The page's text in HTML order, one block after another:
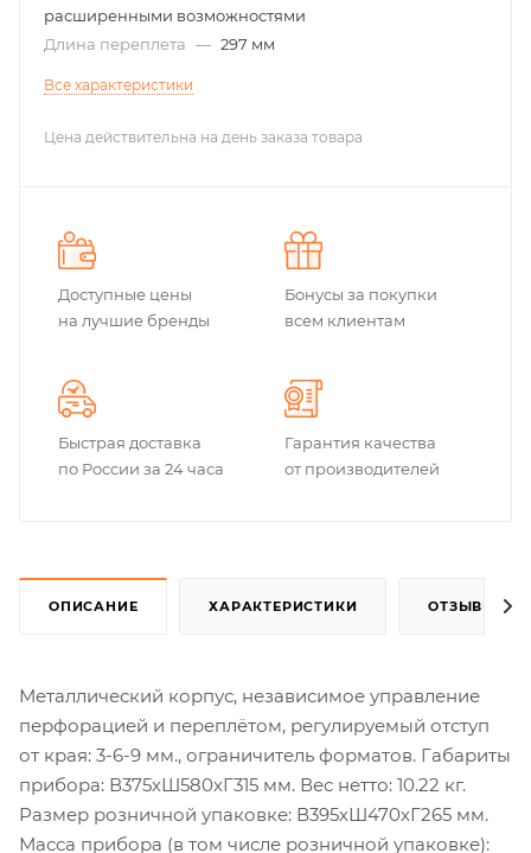
расширенными возможностями
Длина переплета — 297 мм
Все характеристики
Цена действительна на день заказа товара
Доступные цены
на лучшие бренды
Бонусы за покупки
всем клиентам
Быстрая доставка
по России за 24 часа
Гарантия качества
от производителей
ОПИСАНИЕ ХАРАКТЕРИСТИКИ ОТЗЫВЫ
Металлический корпус, независимое управление
перфорацией и переплётом, регулируемый отступ
от края: 3-6-9 мм., ограничитель форматов. Габариты
прибора: В375хШ580хГ315 мм. Вес нетто: 10.22 кг.
Размер розничной упаковке: В395хШ470хГ265 мм.
Масса прибора (в том числе розничной упаковке):